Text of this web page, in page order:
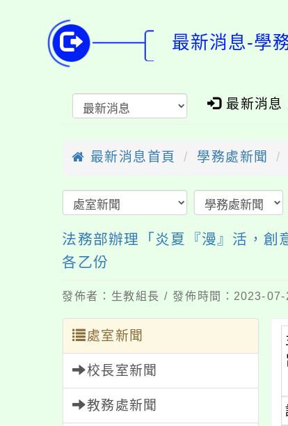
最新消息-學
最新消息
最新消息首頁 學務處新聞
法務部辦理「炎夏『漫』活，創
各乙份
發佈者：生教組長 / 發佈時間：2023-
處室新聞
校長室新聞
教務處新聞